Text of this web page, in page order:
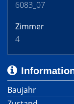
6083_07
Zimmer
4
Baujahr